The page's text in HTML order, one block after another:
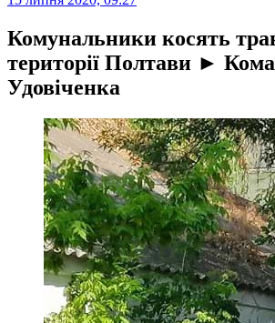
Комунальники косять
території Полтави ►
Удовіченка